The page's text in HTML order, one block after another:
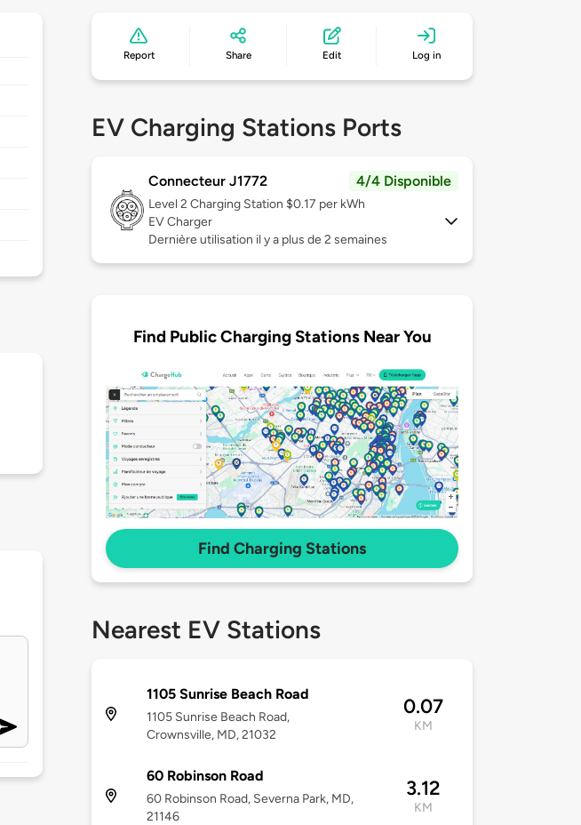
Report Share Edit Log in
EV Charging Stations Ports
Connecteur J1772 4/4 Disponible
Level 2 Charging Station $0.17 per kWh
EV Charger
Dernière utilisation il y a plus de 2 semaines
Find Public Charging Stations Near You
Find Charging Stations
Nearest EV Stations
1105 Sunrise Beach Road
1105 Sunrise Beach Road,
Crownsville, MD, 21032
0.07
KM
60 Robinson Road
60 Robinson Road, Severna Park, MD,
21146
3.12
KM